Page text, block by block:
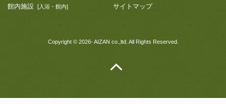
館内施設 [入浴・館内] サイトマップ
Copyright © 2026- AIZAN co.,ltd. All Rights Reserved.